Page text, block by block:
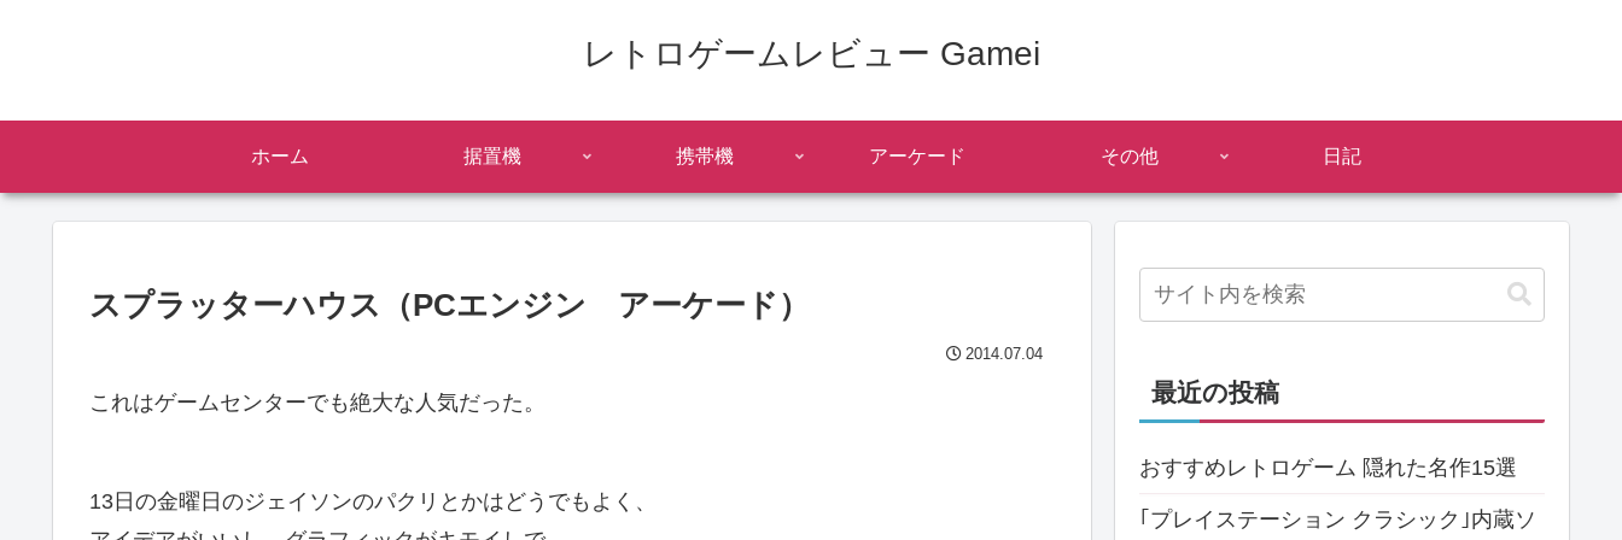
レトロゲームレビュー Gamei
ホーム 据置機 携帯機 アーケード その他 日記
スプラッターハウス（PCエンジン アーケード）
2014.07.04
これはゲームセンターでも絶大な人気だった。
13日の金曜日のジェイソンのパクリとかはどうでもよく、
最近の投稿
おすすめレトロゲーム 隠れた名作15選
｢プレイステーション クラシック｣内蔵ソ